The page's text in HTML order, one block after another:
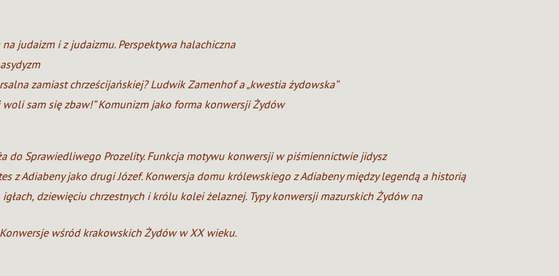
judaizm i z judaizmu. Perspektywa halachiczna
zamiast chrześcijańskiej? Ludwik Zamenhof a „kwestia żydowska”
woli sam się zbaw!” Komunizm jako forma konwersji Żydów
do Sprawiedliwego Prozelity. Funkcja motywu konwersji w piśmiennictwie jidysz
z Adiabeny jako drugi Józef. Konwersja domu królewskiego z Adiabeny między legendą a historią
igłach, dziewięciu chrzestnych i królu kolei żelaznej. Typy konwersji mazurskich Żydów na
wśród krakowskich Żydów w XX wieku.